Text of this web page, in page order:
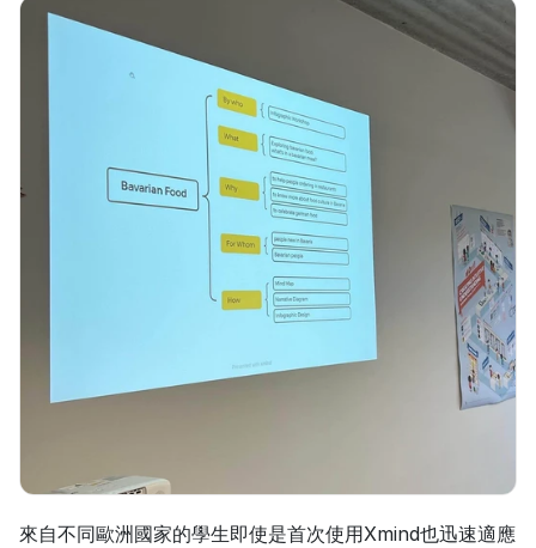
來自不同歐洲國家的學生即使是首次使用Xmind也迅速適應